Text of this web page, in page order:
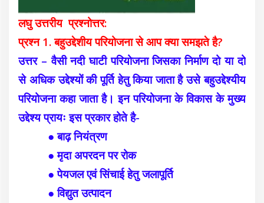
लघु उत्तरीय प्रश्नोत्तर:
प्रश्न 1. बहुउद्देशीय परियोजना से आप क्या समझते है?
उत्तर – वैसी नदी घाटी परियोजना जिसका निर्माण दो या दो
से अधिक उद्देश्यों की पूर्ति हेतु किया जाता है उसे बहुउद्देश्यीय
परियोजना कहा जाता है। इन परियोजना के विकास के मुख्य
उद्देश्य प्रायः इस प्रकार होते है-
● बाढ़ नियंत्रण
● मृदा अपरदन पर रोक
● पेयजल एवं सिंचाई हेतु जलापूर्ति
● विद्युत उत्पादन